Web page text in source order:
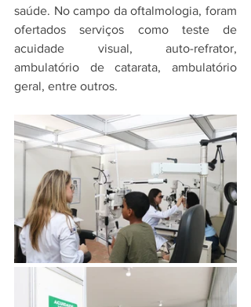
saúde. No campo da oftalmologia, foram
ofertados serviços como teste de
acuidade visual, auto-refrator,
ambulatório de catarata, ambulatório
geral, entre outros.